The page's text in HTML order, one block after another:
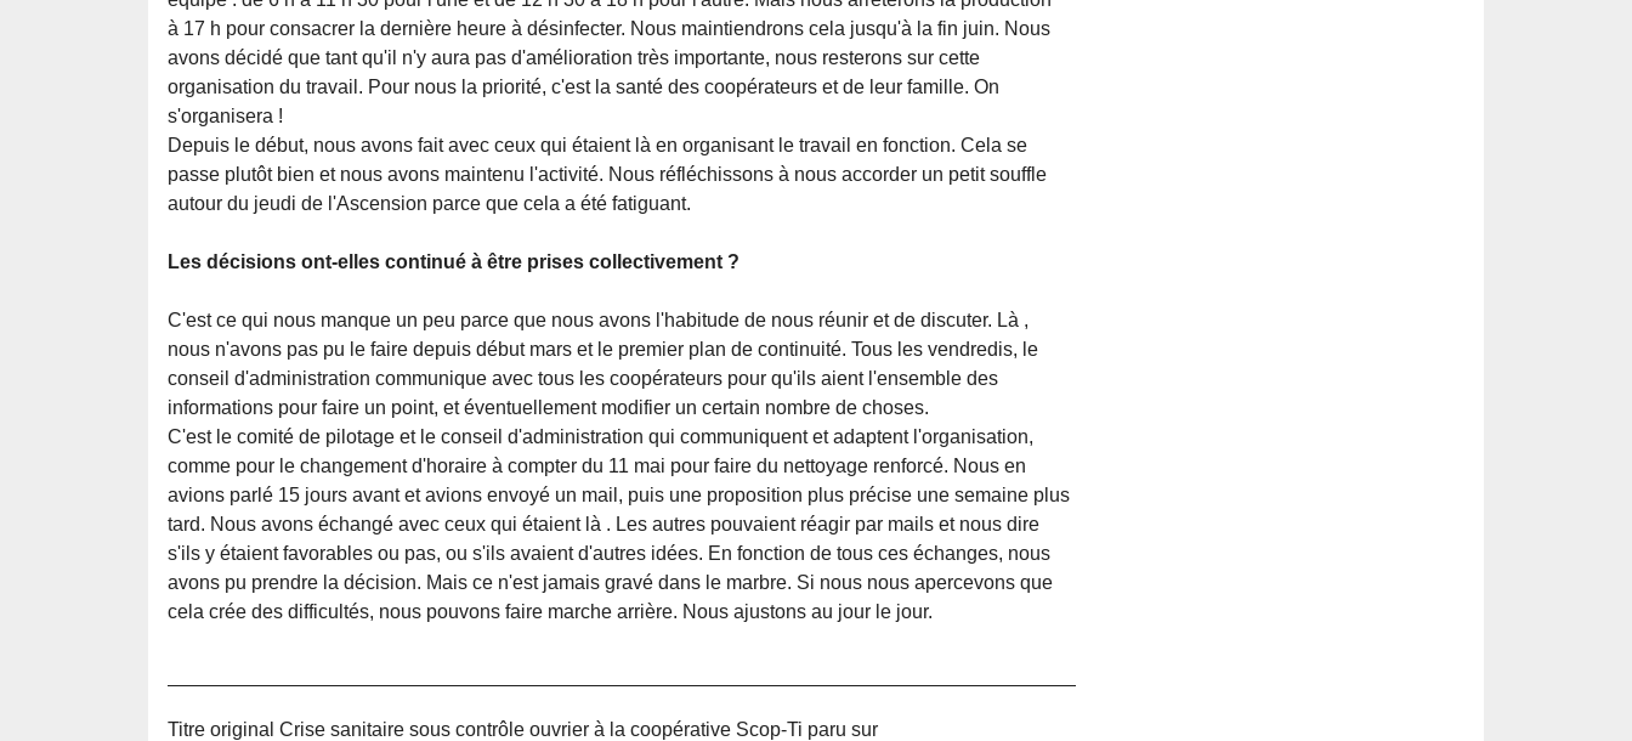
à 17 h pour consacrer la dernière heure à désinfecter. Nous maintiendrons cela jusqu'à la fin juin. Nous
avons décidé que tant qu'il n'y aura pas d'amélioration très importante, nous resterons sur cette
organisation du travail. Pour nous la priorité, c'est la santé des coopérateurs et de leur famille. On
s'organisera !
Depuis le début, nous avons fait avec ceux qui étaient là en organisant le travail en fonction. Cela se
passe plutôt bien et nous avons maintenu l'activité. Nous réfléchissons à nous accorder un petit souffle
autour du jeudi de l'Ascension parce que cela a été fatiguant.
Les décisions ont-elles continué à être prises collectivement ?
C'est ce qui nous manque un peu parce que nous avons l'habitude de nous réunir et de discuter. Là ,
nous n'avons pas pu le faire depuis début mars et le premier plan de continuité. Tous les vendredis, le
conseil d'administration communique avec tous les coopérateurs pour qu'ils aient l'ensemble des
informations pour faire un point, et éventuellement modifier un certain nombre de choses.
C'est le comité de pilotage et le conseil d'administration qui communiquent et adaptent l'organisation,
comme pour le changement d'horaire à compter du 11 mai pour faire du nettoyage renforcé. Nous en
avions parlé 15 jours avant et avions envoyé un mail, puis une proposition plus précise une semaine plus
tard. Nous avons échangé avec ceux qui étaient là . Les autres pouvaient réagir par mails et nous dire
s'ils y étaient favorables ou pas, ou s'ils avaient d'autres idées. En fonction de tous ces échanges, nous
avons pu prendre la décision. Mais ce n'est jamais gravé dans le marbre. Si nous nous apercevons que
cela crée des difficultés, nous pouvons faire marche arrière. Nous ajustons au jour le jour.
Titre original Crise sanitaire sous contrôle ouvrier à la coopérative Scop-Ti paru sur